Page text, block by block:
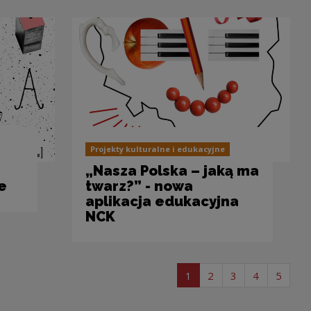
Projekty kulturalne i edukacyjne
„Nasza Polska – jaką ma
twarz?” - nowa
aplikacja edukacyjna
NCK
1 page list of articles
2 page list of articles
3 page list of
4page list
5page